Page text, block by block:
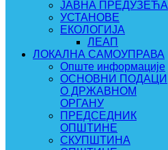
ЈАВНА ПРЕДУЗЕЋА
УСТАНОВЕ
ЕКОЛОГИЈА
ЛЕАП
ЛОКАЛНА САМОУПРАВА
Опште информације
ОСНОВНИ ПОДАЦИ
О ДРЖАВНОМ
ОРГАНУ
ПРЕДСЕДНИК
ОПШТИНЕ
СКУПШТИНА